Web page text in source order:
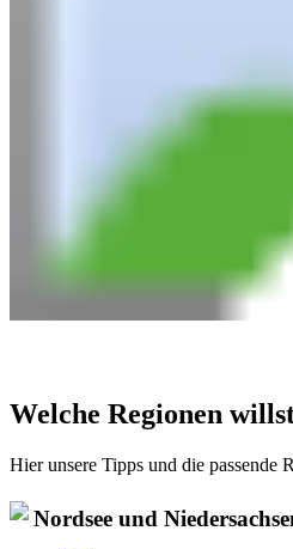
Welche Regionen
Hier unsere Tipps und die passende
Nordsee und